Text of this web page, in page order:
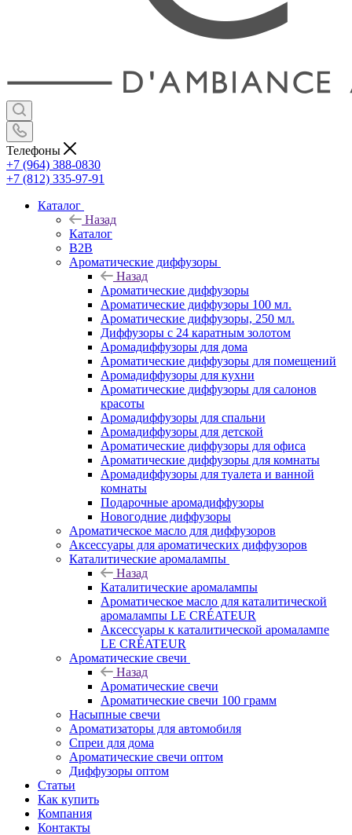
Телефоны
+7 (964) 388-0830
+7 (812) 335-97-91
Каталог
Назад
Каталог
B2B
Ароматические диффузоры
Назад
Ароматические диффузоры
Ароматические диффузоры 100 мл.
Ароматические диффузоры, 250 мл.
Диффузоры с 24 каратным золотом
Аромадиффузоры для дома
Ароматические диффузоры для помещений
Аромадиффузоры для кухни
Ароматические диффузоры для салонов
красоты
Аромадиффузоры для спальни
Аромадиффузоры для детской
Ароматические диффузоры для офиса
Ароматические диффузоры для комнаты
Аромадиффузоры для туалета и ванной
комнаты
Подарочные аромадиффузоры
Новогодние диффузоры
Ароматическое масло для диффузоров
Аксессуары для ароматических диффузоров
Каталитические аромалампы
Назад
Каталитические аромалампы
Ароматическое масло для каталитической
аромалампы LE CRÉATEUR
Аксессуары к каталитической аромалампе
LE CRÉATEUR
Ароматические свечи
Назад
Ароматические свечи
Ароматические свечи 100 грамм
Насыпные свечи
Ароматизаторы для автомобиля
Спреи для дома
Ароматические свечи оптом
Диффузоры оптом
Статьи
Как купить
Компания
Контакты